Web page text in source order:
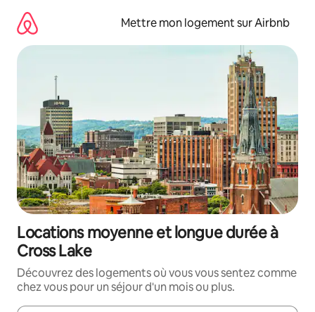
directement
contenu
Mettre mon logement sur Airbnb
Locations moyenne et longue durée à
Cross Lake
Découvrez des logements où vous vous sentez comme
chez vous pour un séjour d'un mois ou plus.